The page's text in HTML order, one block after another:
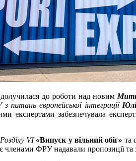
до роботи над новим
європейської інтеграції
експертами забезпечувала
Розділу VI «Випуск у вільний обіг» та
членами ФРУ надавали пропозиції та